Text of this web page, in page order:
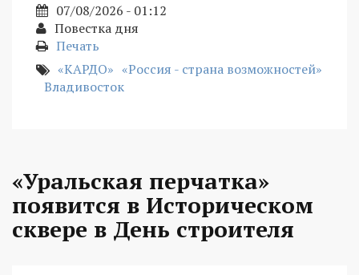
07/08/2026 - 01:12
Повестка дня
Печать
«КАРДО» «Россия - страна возможностей»
Владивосток
«Уральская перчатка»
появится в Историческом
сквере в День строителя